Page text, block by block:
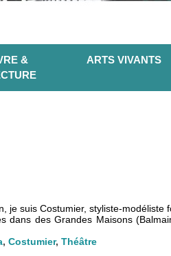
&
ARTS VIVANTS
je suis Costumier, styliste-
dans des Grandes Maisons
, Costumier, Théâtre